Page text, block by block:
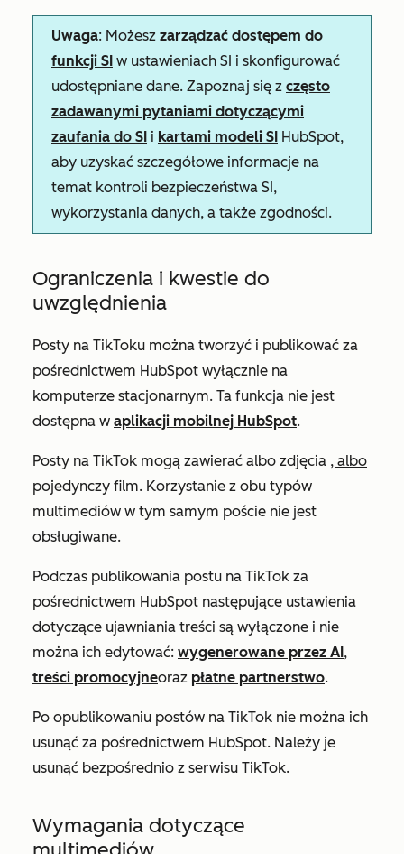
Uwaga: Możesz zarządzać dostępem do
funkcji SI w ustawieniach SI i skonfigurować
udostępniane dane. Zapoznaj się z często
zadawanymi pytaniami dotyczącymi
zaufania do SI i kartami modeli SI HubSpot,
aby uzyskać szczegółowe informacje na
temat kontroli bezpieczeństwa SI,
wykorzystania danych, a także zgodności.
Ograniczenia i kwestie do
uwzględnienia
Posty na TikToku można tworzyć i publikować za
pośrednictwem HubSpot wyłącznie na
komputerze stacjonarnym. Ta funkcja nie jest
dostępna w aplikacji mobilnej HubSpot.
Posty na TikTok mogą zawierać albo zdjęcia , albo
pojedynczy film. Korzystanie z obu typów
multimediów w tym samym poście nie jest
obsługiwane.
Podczas publikowania postu na TikTok za
pośrednictwem HubSpot następujące ustawienia
dotyczące ujawniania treści są wyłączone i nie
można ich edytować: wygenerowane przez AI,
treści promocyjneoraz płatne partnerstwo.
Po opublikowaniu postów na TikTok nie można ich
usunąć za pośrednictwem HubSpot. Należy je
usunąć bezpośrednio z serwisu TikTok.
Wymagania dotyczące